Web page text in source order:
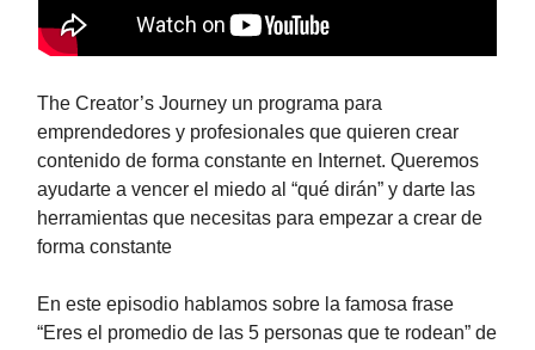
The Creator’s Journey un programa para
emprendedores y profesionales que quieren crear
contenido de forma constante en Internet. Queremos
ayudarte a vencer el miedo al “qué dirán” y darte las
herramientas que necesitas para empezar a crear de
forma constante
En este episodio hablamos sobre la famosa frase
“Eres el promedio de las 5 personas que te rodean” de